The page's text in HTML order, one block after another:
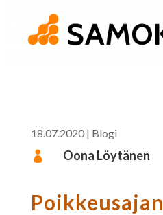
18.07.2020| Blogi
 Oona Löytänen
Poikkeusajan